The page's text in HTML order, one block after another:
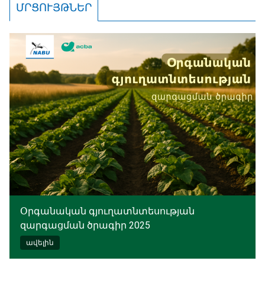
ՄՐՑՈՒՅԹՆԵՐ
Օրգանական գյուղատնտեսության
զարգացման ծրագիր 2025
ավելին